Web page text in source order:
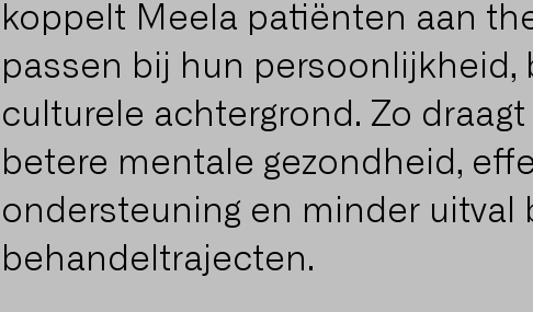
koppelt Meela patiënten aan
passen bij hun persoonlijkheid,
culturele achtergrond. Zo
betere mentale gezondheid,
ondersteuning en minder uitval
behandeltrajecten.